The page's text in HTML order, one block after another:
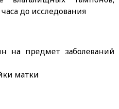
до исследования
на предмет заболеваний
матки